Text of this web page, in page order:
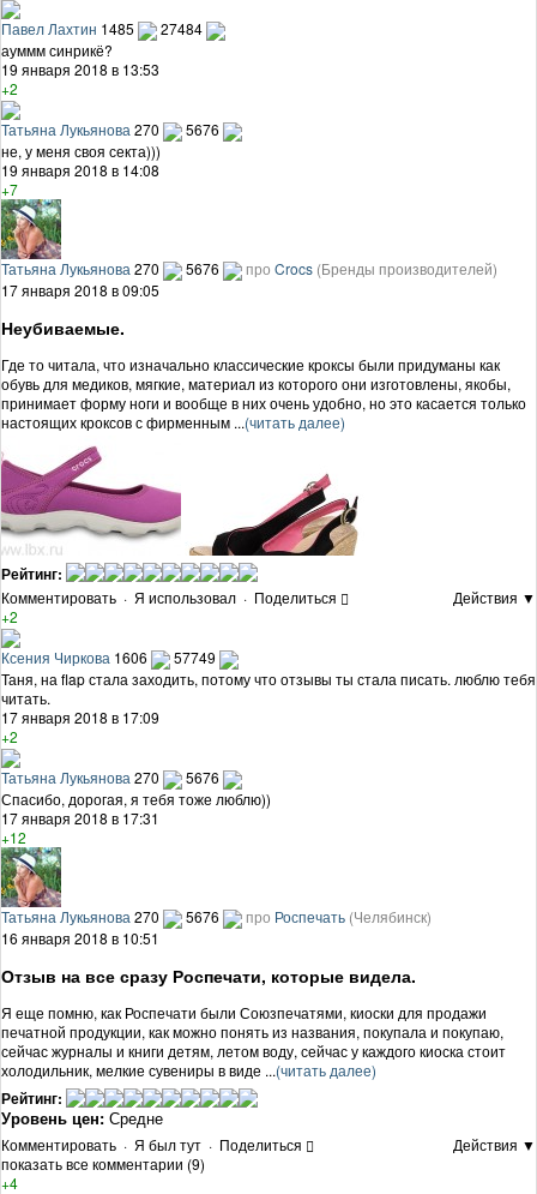
Павел Лахтин 1485
27484
ауммм синрикё?
19 января 2018 в 13:53
+2
Татьяна Лукьянова 270
5676
не, у меня своя секта)))
19 января 2018 в 14:08
+7
Татьяна Лукьянова 270 5676 про Crocs (Бренды производителей)
17 января 2018 в 09:05
Неубиваемые.
Где то читала, что изначально классические кроксы были придуманы как
обувь для медиков, мягкие, материал из которого они изготовлены, якобы,
принимает форму ноги и вообще в них очень удобно, но это касается только
настоящих кроксов с фирменным ...(читать далее)
Рейтинг:
Комментировать · Я использовал · Поделиться
Действия ▼
+2
Ксения Чиркова 1606
57749
Таня, на flap стала заходить, потому что отзывы ты стала писать. люблю тебя
читать.
17 января 2018 в 17:09
+2
Татьяна Лукьянова 270
5676
Спасибо, дорогая, я тебя тоже люблю))
17 января 2018 в 17:31
+12
Татьяна Лукьянова 270 5676 про Роспечать (Челябинск)
16 января 2018 в 10:51
Отзыв на все сразу Роспечати, которые видела.
Я еще помню, как Роспечати были Союзпечатями, киоски для продажи
печатной продукции, как можно понять из названия, покупала и покупаю,
сейчас журналы и книги детям, летом воду, сейчас у каждого киоска стоит
холодильник, мелкие сувениры в виде ...(читать далее)
Рейтинг:
Уровень цен: Средне
Комментировать · Я был тут · Поделиться
Действия ▼
показать все комментарии (9)
+4